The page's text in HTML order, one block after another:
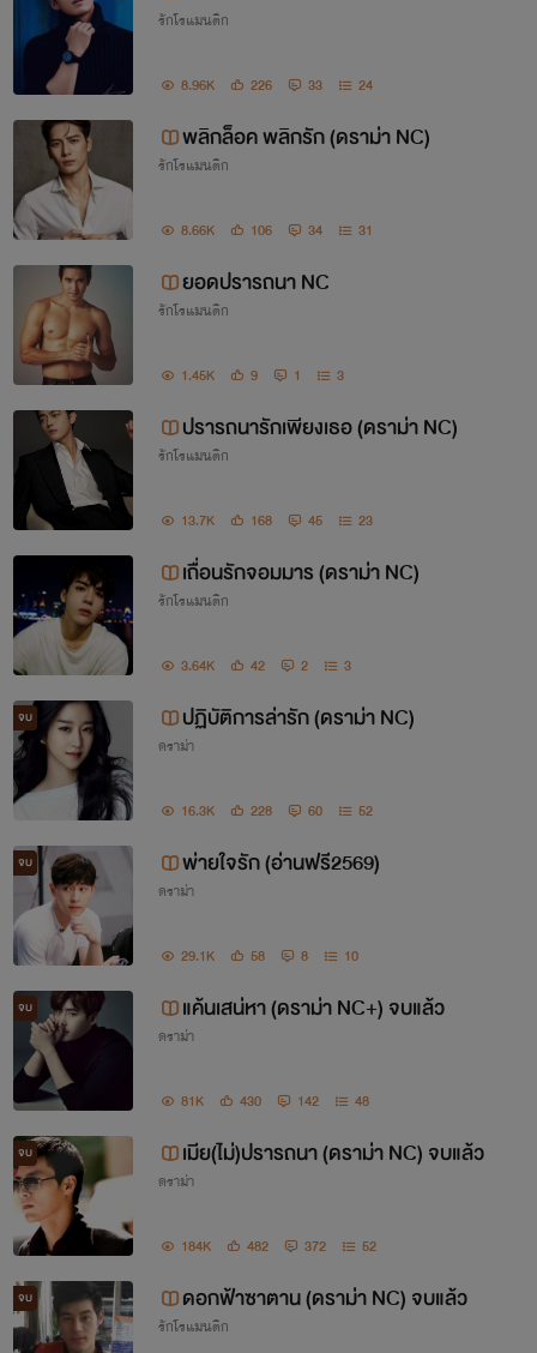
@สงวนลิขสิทธิ์ตามพระราชบัญญัติลิขสิทธิ์
พ.ศ.2537 ห้ามลอกเลียนแบบหรือดัดแปลงเนื้อหาส่วน
ใดส่วนหนึ่งของหนังสือเล่มนี้ไม่ว่าจะกรณีไดๆก็ตาม
หากผู้ใดละเมิด จะถูกดำเนินคดี ตามกฎหมายที่กำหนด
ไว้สูงสุด
สวัสดีค่ะรีดเดอร์ที่น่ารักทุกๆคน
เยอะๆนะ
Lantana (ลันตานา)แปลว่า ดอกผกากรอง ตามรูปโปรไฟล์
รัก (รัก)
LANTANA-PAKAKRONG
ปลายเดือนมีนาคม 2018
นิยายทั้งหมดของ Lantana / Pakakrong
นิยายจบเเล้ว
1. ซาตานพ่ายใจรัก (ดราม่า NC) มี E-Book ชื่อ พ่ายใจรัก
2. สาวใช้บำเรอรัก(ดราม่า NC) มี E-Book
รักโรแมนติก
8.96K 226 33 24
พลิกล็อค พลิกรัก (ดราม่า NC)
รักโรแมนติก
8.66K 106 34 31
ยอดปรารถนา NC
รักโรแมนติก
1.45K 9 1 3
ปรารถนารักเพียงเธอ (ดราม่า NC)
รักโรแมนติก
13.7K 168 45 23
เถื่อนรักจอมมาร (ดราม่า NC)
รักโรแมนติก
3.64K 42 2 3
จบ ปฏิบัติการล่ารัก (ดราม่า NC)
ดราม่า
16.3K 228 60 52
จบ พ่ายใจรัก (อ่านฟรี2569)
ดราม่า
29.1K 58 8 10
จบ แค้นเสน่หา (ดราม่า NC+) จบแล้ว
ดราม่า
81K 430 142 48
จบ เมีย(ไม่)ปรารถนา (ดราม่า NC) จบแล้ว
ดราม่า
184K 482 372 52
จบ ดอกฟ้าซาตาน (ดราม่า NC) จบแล้ว
รักโรแมนติก